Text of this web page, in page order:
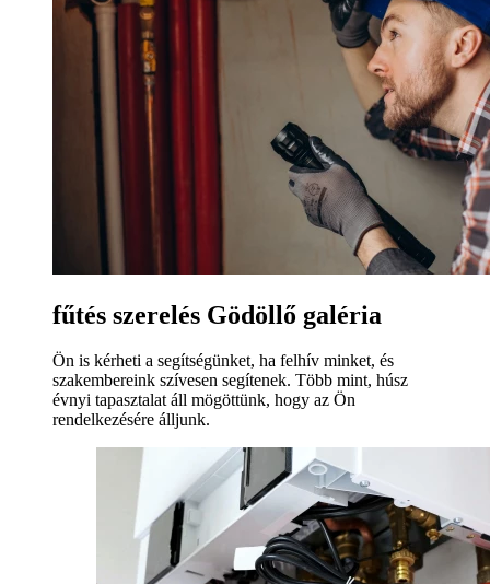
fűtés szerelés Gödöllő galéria
Ön is kérheti a segítségünket, ha felhív minket, és
szakembereink szívesen segítenek. Több mint, húsz
évnyi tapasztalat áll mögöttünk, hogy az Ön
rendelkezésére álljunk.